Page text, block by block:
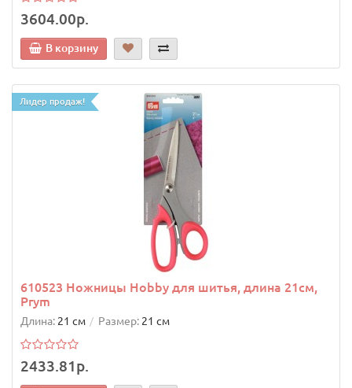
3604.00р.
В корзину
Лидер продаж!
610523 Ножницы Hobby для шитья, длина 21см,
Prym
Длина: 21 см Размер: 21 см
2433.81р.